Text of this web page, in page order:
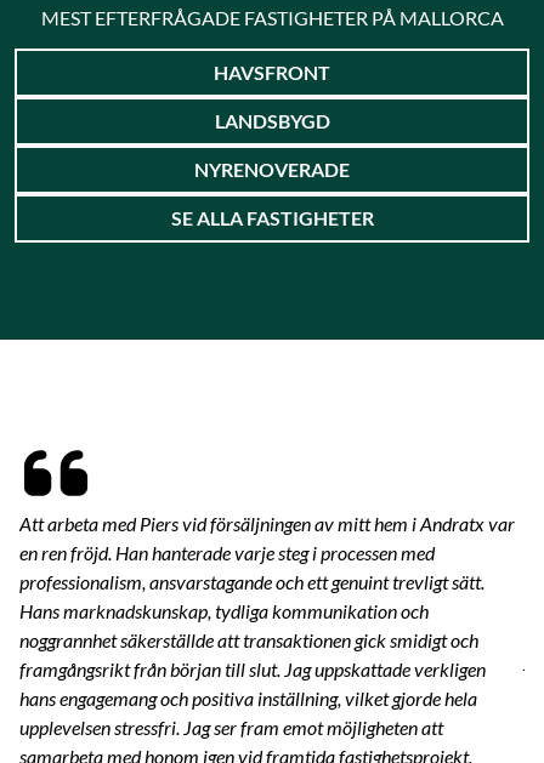
MEST EFTERFRÅGADE FASTIGHETER PÅ MALLORCA
HAVSFRONT
LANDSBYGD
NYRENOVERADE
SE ALLA FASTIGHETER
Att arbeta med Piers vid försäljningen av mitt hem i Andratx var
en ren fröjd. Han hanterade varje steg i processen med
professionalism, ansvarstagande och ett genuint trevligt sätt.
Hans marknadskunskap, tydliga kommunikation och
noggrannhet säkerställde att transaktionen gick smidigt och
framgångsrikt från början till slut. Jag uppskattade verkligen
hans engagemang och positiva inställning, vilket gjorde hela
upplevelsen stressfri. Jag ser fram emot möjligheten att
samarbeta med honom igen vid framtida fastighetsprojekt.